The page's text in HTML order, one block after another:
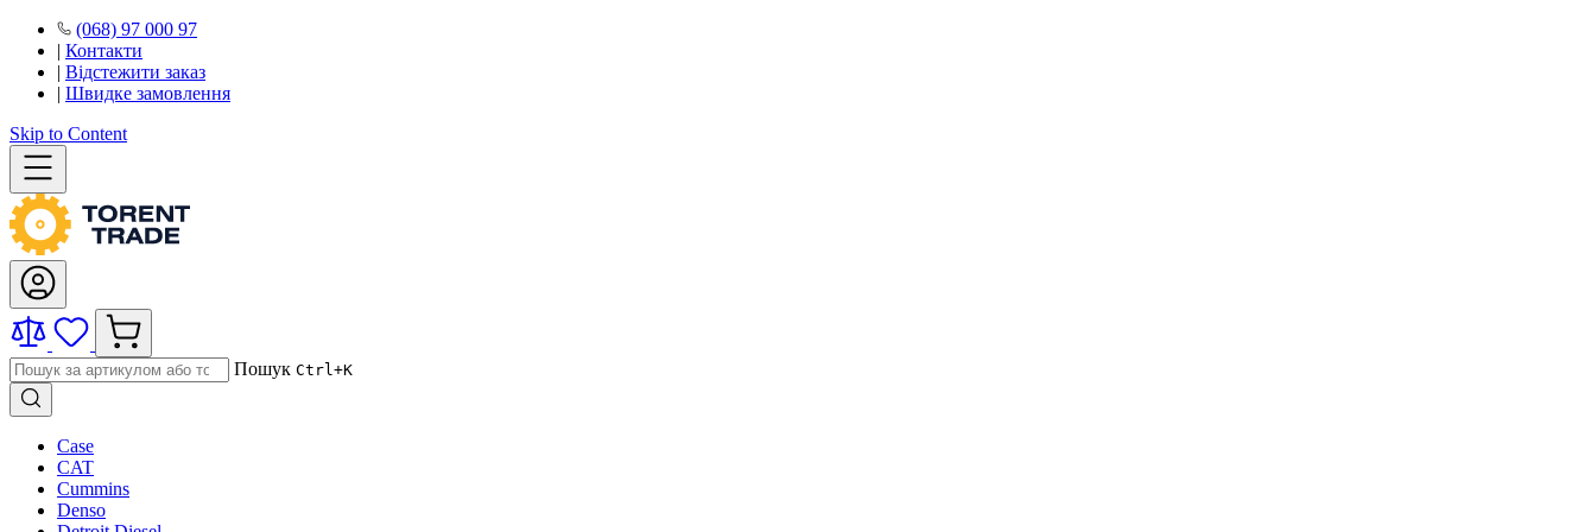
(068) 97 000 97
| Контакти
| Відстежити заказ
| Швидке замовлення
Skip to Content
Пошук Ctrl+K
Case
CAT
Cummins
Denso